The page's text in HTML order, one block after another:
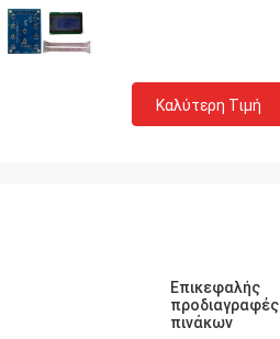
Καλύτερη Τιμή
Επικεφαλής
προδιαγραφές
πινάκων